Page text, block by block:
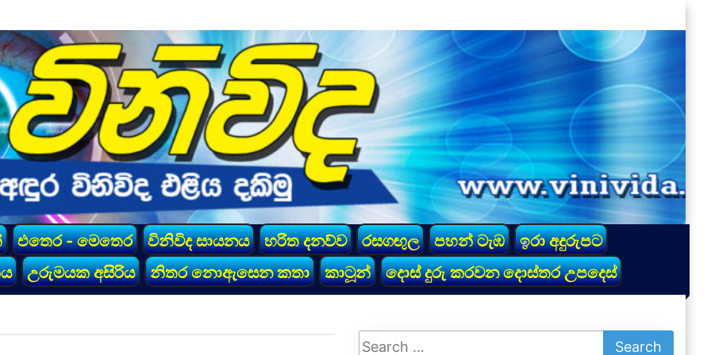
එතෙර - මෙතෙර විනිවිද සායනය හරිත දනව්ව රසගඟුල පහන් ටැඹ
ඉරා අදුරුපට
උරුමයක අසිරිය නිතර නොඇසෙන කතා කාටූන් දොස් දුරු කරවන දොස්තර උපදෙස්